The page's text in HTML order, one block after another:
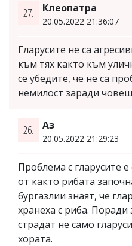
27. Клеопатра
20.05.2022 21:36:07
Гларусите не са
към тях както към
се убедите, че не са
немилост заради
26. Аз
20.05.2022 21:29:23
Проблема с гларусите
от както рибата
бургазлии знаят, че
хранеха с риба.
страдат не само
хората.